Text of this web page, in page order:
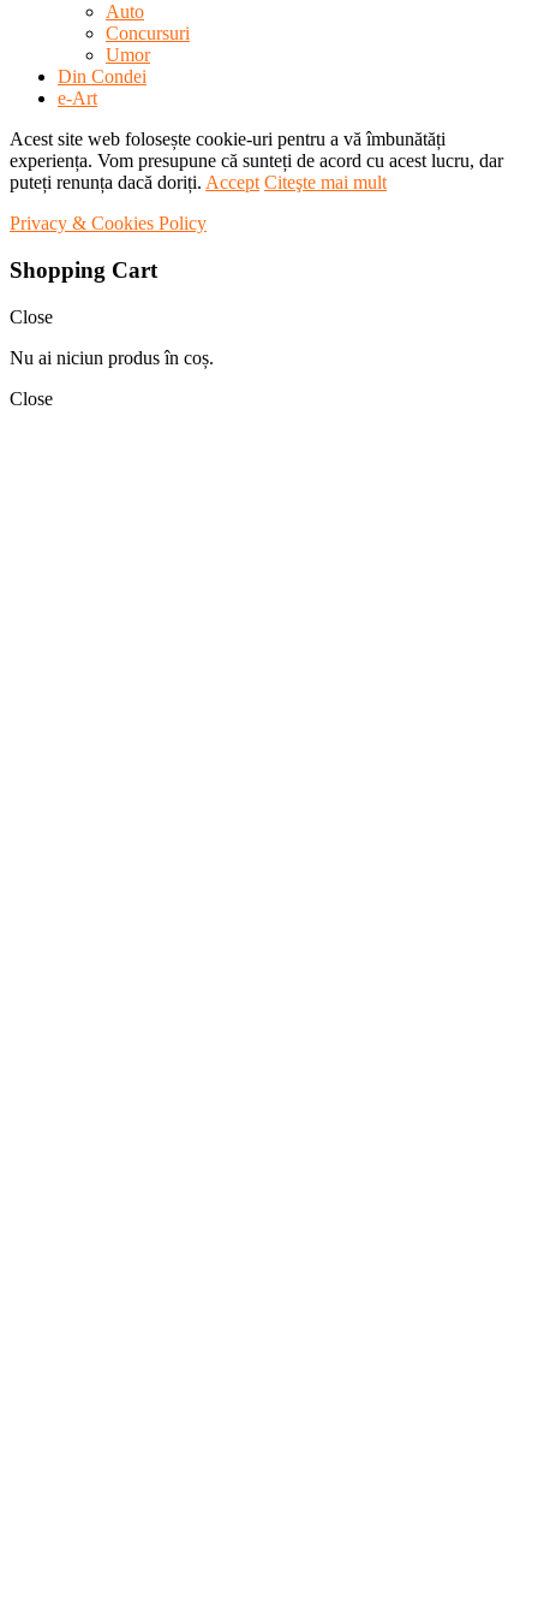
Auto
Concursuri
Umor
Din Condei
e-Art
Acest site web folosește cookie-uri pentru a vă îmbunătăți
experiența. Vom presupune că sunteți de acord cu acest lucru, dar
puteți renunța dacă doriți. Accept Citeşte mai mult
Privacy & Cookies Policy
Shopping Cart
Close
Nu ai niciun produs în coș.
Close